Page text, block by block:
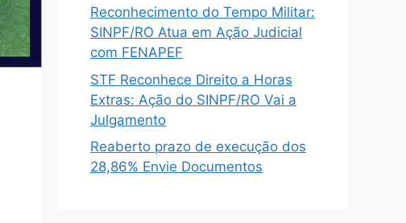
Reconhecimento do Tempo Militar:
SINPF/RO Atua em Ação Judicial
com FENAPEF
STF Reconhece Direito a Horas
Extras: Ação do SINPF/RO Vai a
Julgamento
Reaberto prazo de execução dos
28,86% Envie Documentos